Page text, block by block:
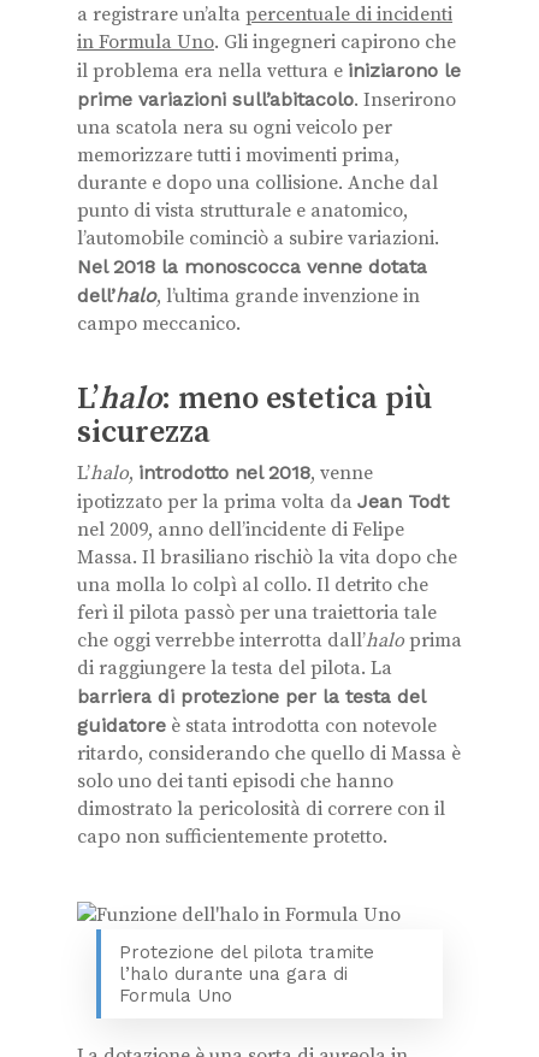
a registrare un’alta percentuale di incidenti
in Formula Uno. Gli ingegneri capirono che
il problema era nella vettura e iniziarono le
prime variazioni sull’abitacolo. Inserirono
una scatola nera su ogni veicolo per
memorizzare tutti i movimenti prima,
durante e dopo una collisione. Anche dal
punto di vista strutturale e anatomico,
l’automobile cominciò a subire variazioni.
Nel 2018 la monoscocca venne dotata
dell’halo, l’ultima grande invenzione in
campo meccanico.
L’halo: meno estetica più
sicurezza
L’halo, introdotto nel 2018, venne
ipotizzato per la prima volta da Jean Todt
nel 2009, anno dell’incidente di Felipe
Massa. Il brasiliano rischiò la vita dopo che
una molla lo colpì al collo. Il detrito che
ferì il pilota passò per una traiettoria tale
che oggi verrebbe interrotta dall’halo prima
di raggiungere la testa del pilota. La
barriera di protezione per la testa del
guidatore è stata introdotta con notevole
ritardo, considerando che quello di Massa è
solo uno dei tanti episodi che hanno
dimostrato la pericolosità di correre con il
capo non sufficientemente protetto.
Protezione del pilota tramite
l’halo durante una gara di
Formula Uno